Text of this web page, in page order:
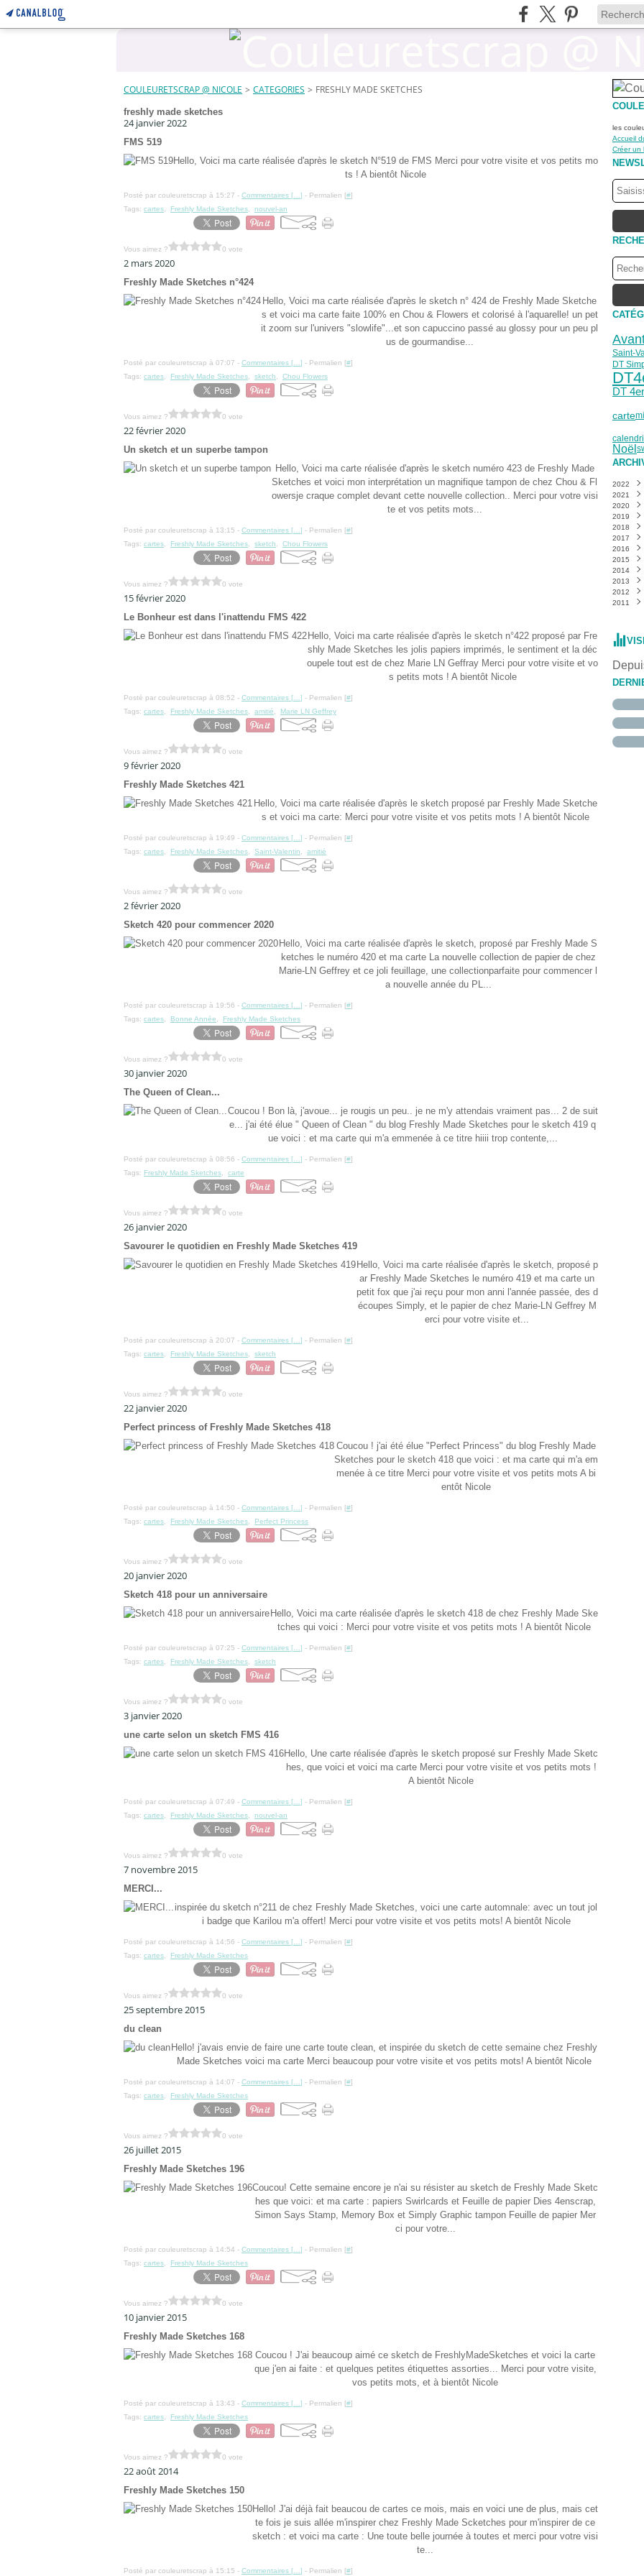
COULEURETSCRAP @ NICOLE > CATEGORIES > FRESHLY MADE SKETCHES
freshly made sketches
24 janvier 2022
FMS 519
Hello, Voici ma carte réalisée d'après le sketch N°519 de FMS Merci pour votre visite et vos petits mo
ts ! A bientôt Nicole
Posté par couleuretscrap à 15:27 - Commentaires [ ] - Permalien [#]
Tags: cartes Freshly Made Sketches nouvel-an
Vous aimez ? 0 vote
2 mars 2020
Freshly Made Sketches n°424
Hello, Voici ma carte réalisée d'après le sketch n° 424 de Freshly Made Sketche
s et voici ma carte faite 100% en Chou & Flowers et colorisé à l'aquarelle! un pet
it zoom sur l'univers "slowlife"...et son capuccino passé au glossy pour un peu pl
us de gourmandise...
Posté par couleuretscrap à 07:07 - Commentaires [ ] - Permalien [#]
Tags: cartes Freshly Made Sketches sketch Chou Flowers
Vous aimez ? 0 vote
22 février 2020
Un sketch et un superbe tampon
Hello, Voici ma carte réalisée d'après le sketch numéro 423 de Freshly Made
Sketches et voici mon interprétation un magnifique tampon de chez Chou & Fl
owersje craque complet devant cette nouvelle collection.. Merci pour votre visi
te et vos petits mots...
Posté par couleuretscrap à 13:15 - Commentaires [ ] - Permalien [#]
Tags: cartes Freshly Made Sketches sketch Chou Flowers
Vous aimez ? 0 vote
15 février 2020
Le Bonheur est dans l'inattendu FMS 422
Hello, Voici ma carte réalisée d'après le sketch n°422 proposé par Fre
shly Made Sketches les jolis papiers imprimés, le sentiment et la déc
oupele tout est de chez Marie LN Geffray Merci pour votre visite et vo
s petits mots ! A bientôt Nicole
Posté par couleuretscrap à 08:52 - Commentaires [ ] - Permalien [#]
Tags: cartes Freshly Made Sketches amitié Marie LN Geffrey
Vous aimez ? 0 vote
9 février 2020
Freshly Made Sketches 421
Hello, Voici ma carte réalisée d'après le sketch proposé par Freshly Made Sketche
s et voici ma carte: Merci pour votre visite et vos petits mots ! A bientôt Nicole
Posté par couleuretscrap à 19:49 - Commentaires [ ] - Permalien [#]
Tags: cartes Freshly Made Sketches Saint-Valentin amitié
Vous aimez ? 0 vote
2 février 2020
Sketch 420 pour commencer 2020
Hello, Voici ma carte réalisée d'après le sketch, proposé par Freshly Made S
ketches le numéro 420 et ma carte La nouvelle collection de papier de chez
Marie-LN Geffrey et ce joli feuillage, une collectionparfaite pour commencer l
a nouvelle année du PL...
Posté par couleuretscrap à 19:56 - Commentaires [ ] - Permalien [#]
Tags: cartes Bonne Année Freshly Made Sketches
Vous aimez ? 0 vote
30 janvier 2020
The Queen of Clean...
Coucou ! Bon là, j'avoue... je rougis un peu.. je ne m'y attendais vraiment pas... 2 de suit
e... j'ai été élue " Queen of Clean " du blog Freshly Made Sketches pour le sketch 419 q
ue voici : et ma carte qui m'a emmenée à ce titre hiiii trop contente,...
Posté par couleuretscrap à 08:56 - Commentaires [ ] - Permalien [#]
Tags: Freshly Made Sketches carte
Vous aimez ? 0 vote
26 janvier 2020
Savourer le quotidien en Freshly Made Sketches 419
Hello, Voici ma carte réalisée d'après le sketch, proposé p
ar Freshly Made Sketches le numéro 419 et ma carte un
petit fox que j'ai reçu pour mon anni l'année passée, des d
écoupes Simply, et le papier de chez Marie-LN Geffrey M
erci pour votre visite et...
Posté par couleuretscrap à 20:07 - Commentaires [ ] - Permalien [#]
Tags: cartes Freshly Made Sketches sketch
Vous aimez ? 0 vote
22 janvier 2020
Perfect princess of Freshly Made Sketches 418
Coucou ! j'ai été élue "Perfect Princess" du blog Freshly Made
Sketches pour le sketch 418 que voici : et ma carte qui m'a em
menée à ce titre Merci pour votre visite et vos petits mots A bi
entôt Nicole
Posté par couleuretscrap à 14:50 - Commentaires [ ] - Permalien [#]
Tags: cartes Freshly Made Sketches Perfect Princess
Vous aimez ? 0 vote
20 janvier 2020
Sketch 418 pour un anniversaire
Hello, Voici ma carte réalisée d'après le sketch 418 de chez Freshly Made Ske
tches qui voici : Merci pour votre visite et vos petits mots ! A bientôt Nicole
Posté par couleuretscrap à 07:25 - Commentaires [ ] - Permalien [#]
Tags: cartes Freshly Made Sketches sketch
Vous aimez ? 0 vote
3 janvier 2020
une carte selon un sketch FMS 416
Hello, Une carte réalisée d'après le sketch proposé sur Freshly Made Sketc
hes, que voici et voici ma carte Merci pour votre visite et vos petits mots !
A bientôt Nicole
Posté par couleuretscrap à 07:49 - Commentaires [ ] - Permalien [#]
Tags: cartes Freshly Made Sketches nouvel-an
Vous aimez ? 0 vote
7 novembre 2015
MERCI...
inspirée du sketch n°211 de chez Freshly Made Sketches, voici une carte automnale: avec un tout jol
i badge que Karilou m'a offert! Merci pour votre visite et vos petits mots! A bientôt Nicole
Posté par couleuretscrap à 14:56 - Commentaires [ ] - Permalien [#]
Tags: cartes Freshly Made Sketches
Vous aimez ? 0 vote
25 septembre 2015
du clean
Hello! j'avais envie de faire une carte toute clean, et inspirée du sketch de cette semaine chez Freshly
Made Sketches voici ma carte Merci beaucoup pour votre visite et vos petits mots! A bientôt Nicole
Posté par couleuretscrap à 14:07 - Commentaires [ ] - Permalien [#]
Tags: cartes Freshly Made Sketches
Vous aimez ? 0 vote
26 juillet 2015
Freshly Made Sketches 196
Coucou! Cette semaine encore je n'ai su résister au sketch de Freshly Made Sketc
hes que voici: et ma carte : papiers Swirlcards et Feuille de papier Dies 4enscrap,
Simon Says Stamp, Memory Box et Simply Graphic tampon Feuille de papier Mer
ci pour votre...
Posté par couleuretscrap à 14:54 - Commentaires [ ] - Permalien [#]
Tags: cartes Freshly Made Sketches
Vous aimez ? 0 vote
10 janvier 2015
Freshly Made Sketches 168
Coucou ! J'ai beaucoup aimé ce sketch de FreshlyMadeSketches et voici la carte
que j'en ai faite : et quelques petites étiquettes assorties... Merci pour votre visite,
vos petits mots, et à bientôt Nicole
Posté par couleuretscrap à 13:43 - Commentaires [ ] - Permalien [#]
Tags: cartes Freshly Made Sketches
Vous aimez ? 0 vote
22 août 2014
Freshly Made Sketches 150
Hello! J'ai déjà fait beaucou de cartes ce mois, mais en voici une de plus, mais cet
te fois je suis allée m'inspirer chez Freshly Made Scketches pour m'inspirer de ce
sketch : et voici ma carte : Une toute belle journée à toutes et merci pour votre visi
te...
Posté par couleuretscrap à 15:15 - Commentaires [ ] - Permalien [#]
les
Accueil
Créer un
Saint-
DT
DT
carte
Noël
2022
Mai
Mars
2021
Août
Juillet
Juin
Mai
Avril
Mars
2020
Août
Juillet
Juin
Mai
Avril
2019
Août
Juillet
Juin
Mai
2018
Août
Juillet
Juin
2017
Août
Juillet
Mars
2016
Août
Avril
2015
Mai
Mars
2014
Juin
Avril
Mars
2013
Juillet
Mai
Avril
2012
Août
Juin
Mai
Mars
2011